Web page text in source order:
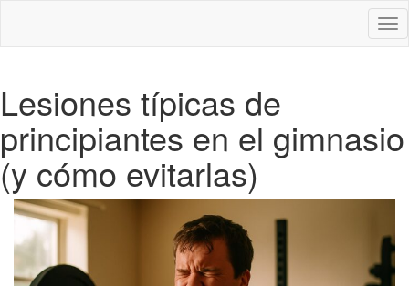
Lesiones típicas de
principiantes en el gimnasio
(y cómo evitarlas)